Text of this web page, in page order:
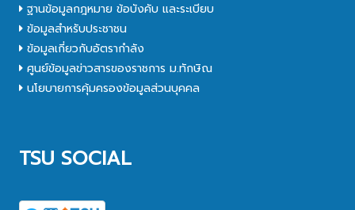
ฐานข้อมูลกฎหมาย ข้อบังคับ และระเบียบ
ข้อมูลสำหรับประชาชน
ข้อมูลเกี่ยวกับอัตรากำลัง
ศูนย์ข้อมูลข่าวสารของราชการ ม.ทักษิณ
นโยบายการคุ้มครองข้อมูลส่วนบุคคล
TSU SOCIAL